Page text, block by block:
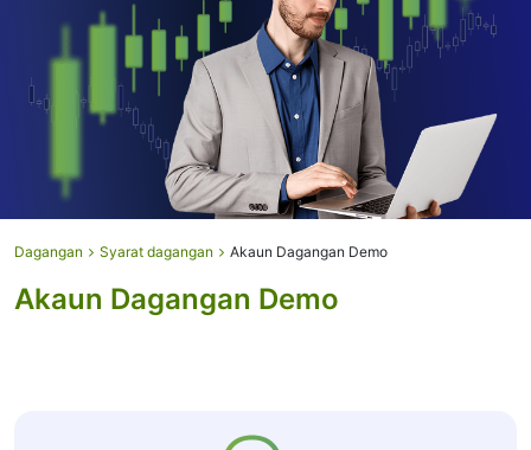
Dagangan Syarat dagangan Akaun Dagangan Demo
Akaun Dagangan Demo